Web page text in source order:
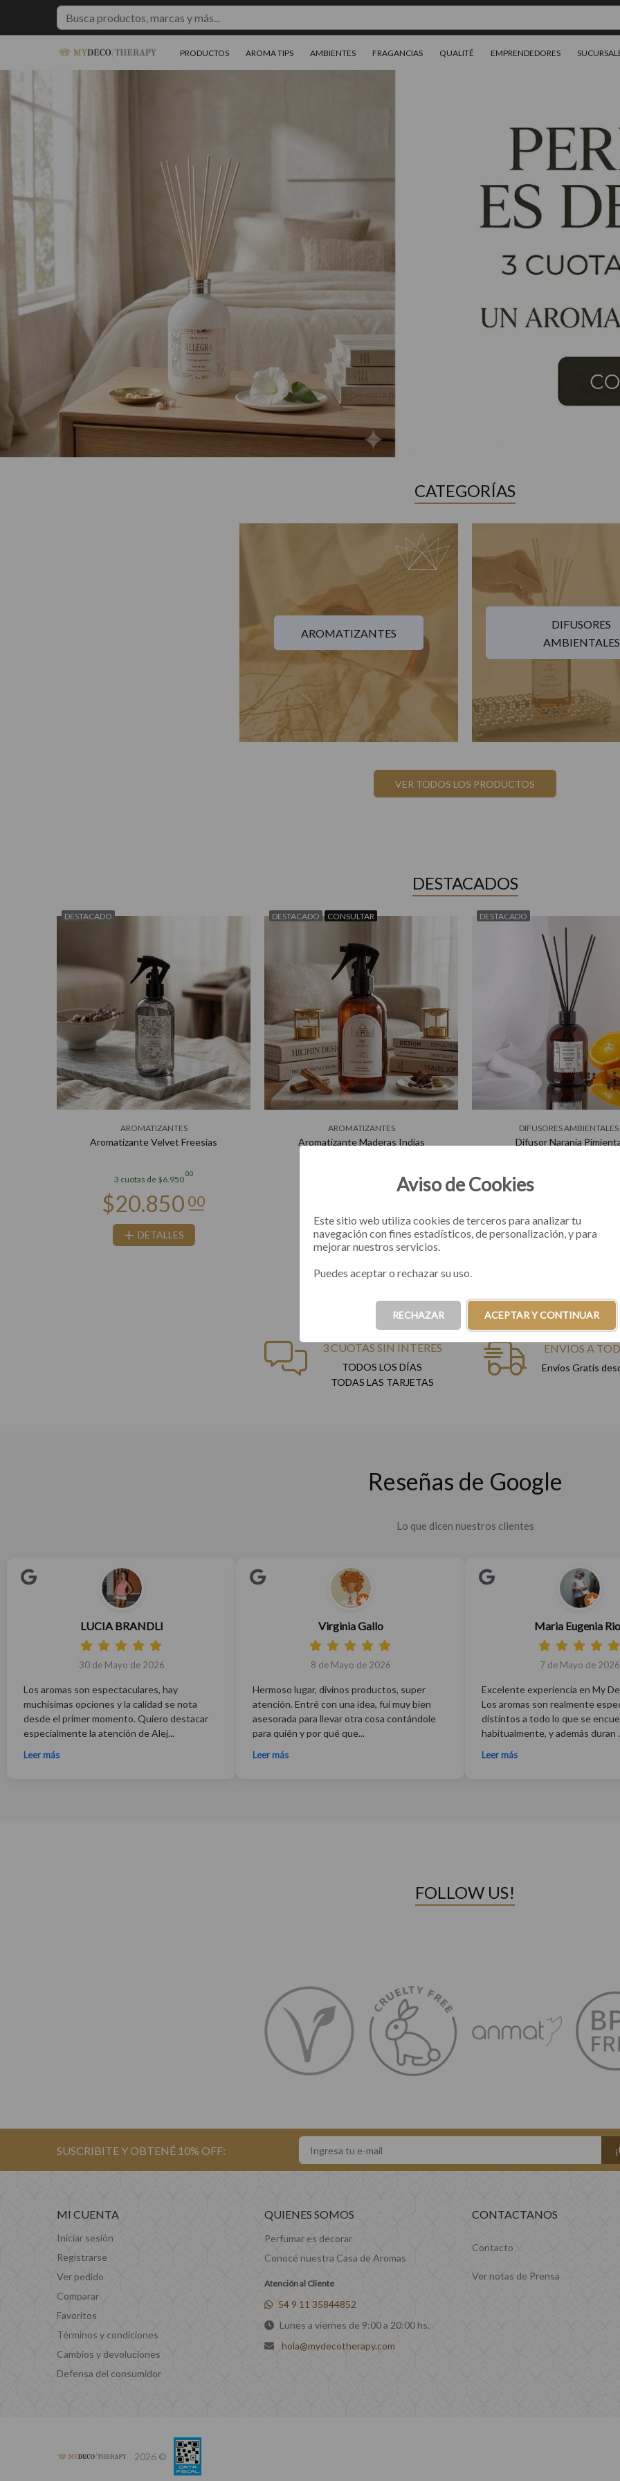
PRODUCTOS AROMA TIPS AMBIENTES FRAGANCIAS QUALITÉ EMPRENDEDORES
CATEGORÍAS
AROMATIZANTES
DIFUSORES
AMBIENTALES
VER TODOS LOS PRODUCTOS
DESTACADOS
DESTACADO
AROMATIZANTES
Aromatizante Velvet Freesias
3 cuotas de $6.950
00
DETALLES
DESTACADO CONSULTAR
AROMATIZANTES
Aromatizante Maderas Indias
DETALLES
DESTACADO
DIFUSORES AMBIENTALES
Difusor Naranja
3 cuotas de $13.283
00
DETALLES
00
3 CUOTAS SIN INTERES
TODOS LOS DÍAS
TODAS LAS TARJETAS
ENVIOS A
Envíos Gratis
Reseñas de Google
Lo que dicen nuestros clientes
LUCIA BRANDLI
30 de Mayo de 2026
Los aromas son espectaculares, hay
muchísimas opciones y la calidad se nota
desde el primer momento. Quiero destacar
especialmente la atención de Alej...
Leer más
Virginia Gallo
8 de Mayo de 2026
Hermoso lugar, divinos productos, super
atención. Entré con una idea, fui muy bien
asesorada para llevar otra cosa contándole
para quién y por qué que...
Leer más
Maria Eugenia
7 de Mayo de 2026
Excelente experiencia en My
Los aromas son realmente
distintos a todo lo que se
habitualmente, y además duran
Leer más
FOLLOW US!
MI CUENTA
Iniciar sesión
Registrarse
Ver pedido
Comparar
Favoritos
Términos y condiciones
Cambios y devoluciones
Defensa del consumidor
QUIENES SOMOS
Perfumar es decorar
Conocé nuestra Casa de Aromas
Atención al Cliente
54 9 11 35844852
Lunes a viernes de 9:00 a 20:00 hs.
hola@mydecotherapy.com
CONTACTANOS
Contacto
Ver notas de Prensa
2026 ©
Aviso de Cookies
Este sitio web utiliza cookies de terceros para analizar tu
navegación con fines estadísticos, de personalización, y para
mejorar nuestros servicios.
Puedes aceptar o rechazar su uso.
RECHAZAR ACEPTAR Y CONTINUAR